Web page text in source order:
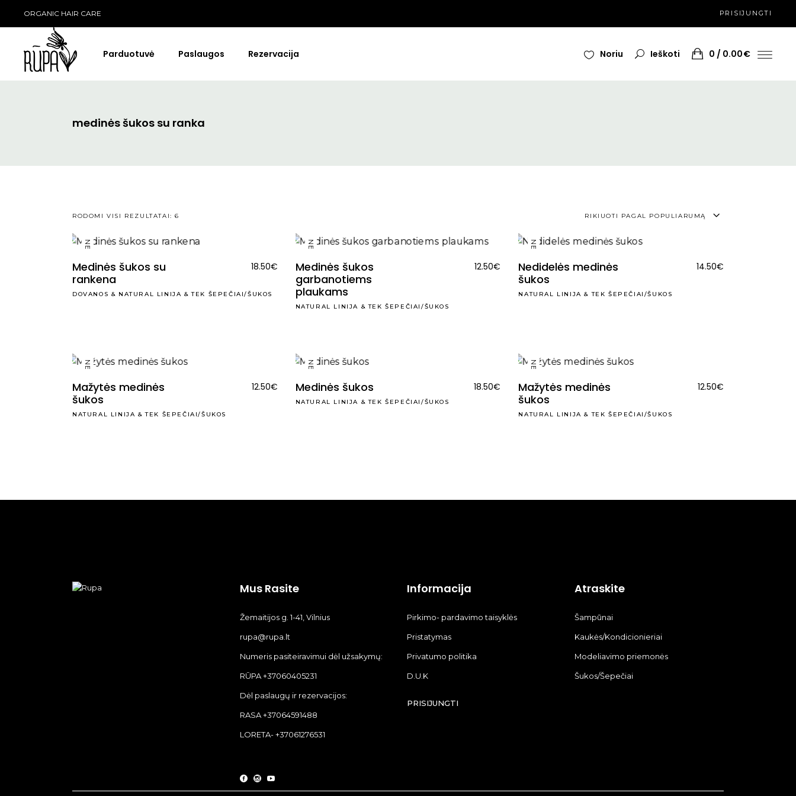
ORGANIC HAIR CARE PRISIJUNGTI
Parduotuvė Paslaugos Rezervacija Noriu Ieškoti 0 0.00€
medinės šukos su ranka
RODOMI VISI REZULTATAI: 6 RIKIUOTI PAGAL POPULIARUMĄ
NEW
Medinės šukos su
rankena
18.50€
DOVANOS & NATURAL LINIJA &TEK ŠEPEČIAI/ŠUKOS
NEW
Medinės šukos
garbanotiems
plaukams
12.50€
NATURAL LINIJA &TEK ŠEPEČIAI/ŠUKOS
NEW
Nedidelės medinės
šukos
14.50€
NATURAL LINIJA &TEK ŠEPEČIAI/ŠUKOS
NEW
Mažytės medinės
šukos
12.50€
NATURAL LINIJA &TEK ŠEPEČIAI/ŠUKOS
NEW
Medinės šukos 18.50€
NATURAL LINIJA &TEK ŠEPEČIAI/ŠUKOS
NEW
Mažytės medinės
šukos
12.50€
NATURAL LINIJA &TEK ŠEPEČIAI/ŠUKOS
Mus Rasite
Žemaitijos g. 1-41, Vilnius
rupa@rupa.lt
Numeris pasiteiravimui dėl užsakymų:
RŪPA +37060405231
Dėl paslaugų ir rezervacijos:
RASA +37064591488
LORETA- +37061276531
Informacija
Pirkimo- pardavimo taisyklės
Pristatymas
Privatumo politika
D.U.K
PRISIJUNGTI
Atraskite
Šampūnai
Kaukės/Kondicionieriai
Modeliavimo priemonės
Šukos/Šepečiai